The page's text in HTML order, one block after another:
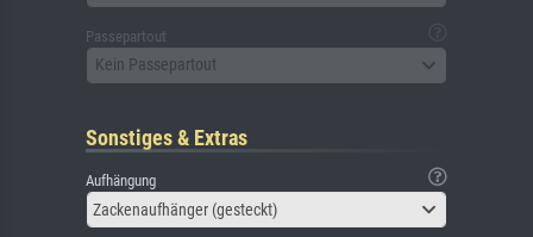
Passepartout
Kein Passepartout
Sonstiges & Extras
Aufhängung
Zackenaufhänger (gesteckt)